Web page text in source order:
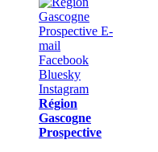
Région
Gascogne
Prospective